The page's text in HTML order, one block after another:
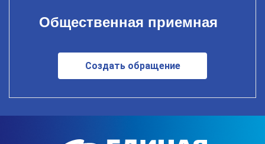
Общественная приемная
Создать обращение